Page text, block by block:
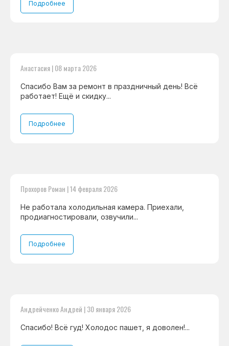
Подробнее
Анастасия | 08 марта 2026
Спасибо Вам за ремонт в праздничный день! Всё
работает! Ещё и скидку...
Подробнее
Прохоров Роман | 14 февраля 2026
Не работала холодильная камера. Приехали,
продиагностировали, озвучили...
Подробнее
Андрейченко Андрей | 30 января 2026
Спасибо! Всё гуд! Холодос пашет, я доволен!...